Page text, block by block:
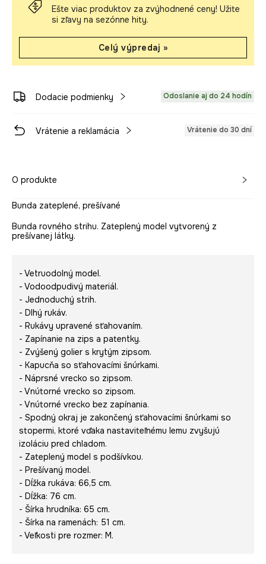
Ešte viac produktov za zvýhodnené ceny! Užite
si zľavy na sezónne hity.
Celý výpredaj »
Dodacie podmienky Odoslanie aj do 24 hodín
Vrátenie a reklamácia Vrátenie do 30 dní
O produkte
Bunda zateplené, prešívané
Bunda rovného strihu. Zateplený model vytvorený z
prešívanej látky.
- Vetruodolný model.
- Vodoodpudivý materiál.
- Jednoduchý strih.
- Dlhý rukáv.
- Rukávy upravené sťahovaním.
- Zapínanie na zips a patentky.
- Zvýšený golier s krytým zipsom.
- Kapucňa so sťahovacími šnúrkami.
- Náprsné vrecko so zipsom.
- Vnútorné vrecko so zipsom.
- Vnútorné vrecko bez zapínania.
- Spodný okraj je zakončený sťahovacími šnúrkami so
stopermi, ktoré vďaka nastaviteľnému lemu zvyšujú
izoláciu pred chladom.
- Zateplený model s podšívkou.
- Prešívaný model.
- Dĺžka rukáva: 66,5 cm.
- Dĺžka: 76 cm.
- Šírka hrudníka: 65 cm.
- Šírka na ramenách: 51 cm.
- Veľkosti pre rozmer: M.